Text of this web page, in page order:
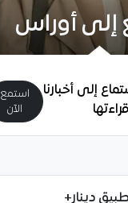
إلى أوراس
إلى أخبارنا
استمع
الآن
دينار+